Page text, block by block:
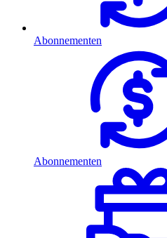
Abonnementen
Abonnementen